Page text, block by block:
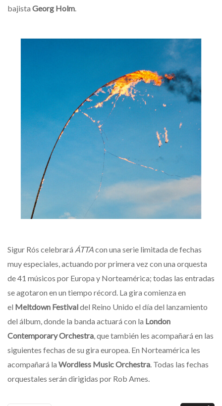
bajista Georg Holm
Sigur Rós celebrará ÁTTAcon una serie limitada de fechas
muy especiales, actuando por primera vez con una orquesta
de 41 músicos por Europa y Norteamérica; todas las entradas
se agotaron en un tiempo récord. La gira comienza en
el Meltdown Festivaldel Reino Unido el día del lanzamiento
del álbum, donde la banda actuará con la London
Contemporary Orchestra , que también les acompañará en las
siguientes fechas de su gira europea. En Norteamérica les
acompañará la Wordless Music Orchestra . Todas las fechas
orquestales serán dirigidas por Rob Ames.